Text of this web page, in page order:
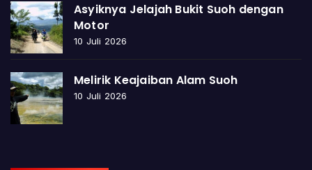
Asyiknya Jelajah Bukit Suoh dengan
Motor
10 Juli 2026
Melirik Keajaiban Alam Suoh
10 Juli 2026